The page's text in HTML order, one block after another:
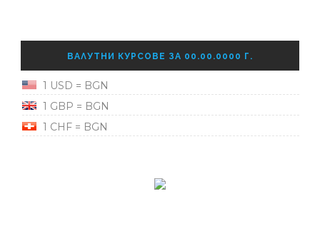
ВАЛУТНИ КУРСОВЕ ЗА 00.00.0000 Г.
1 USD = BGN
1 GBP = BGN
1 CHF = BGN